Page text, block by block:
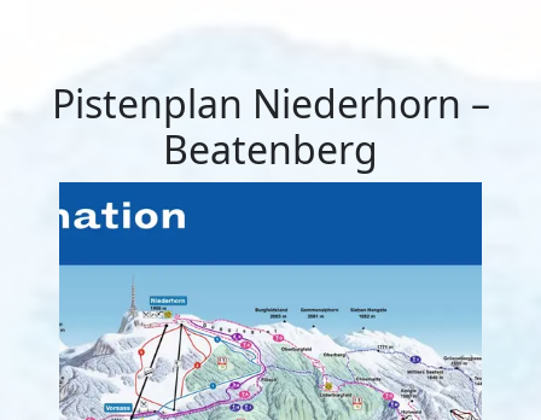
Pistenplan Niederhorn –
Beatenberg